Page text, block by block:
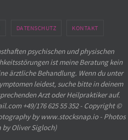
DATENSCHUTZ KONTAKT
psychischen und physischen
ist meine Beratung kein
ärztliche Behandlung. Wenn du unter
leidest, suche bitte in deinem
Arzt oder Heilpraktiker auf.
+49/176 625 55 352 - Copyright ©
by www.stocksnap.io - Photos
by Oliver Sigloch)